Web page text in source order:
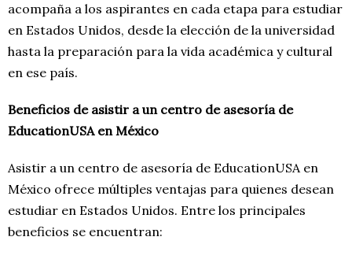
acompaña a los aspirantes en cada etapa para estudiar
en Estados Unidos, desde la elección de la universidad
hasta la preparación para la vida académica y cultural
en ese país.
Beneficios de asistir a un centro de asesoría de
EducationUSA en México
Asistir a un centro de asesoría de EducationUSA en
México ofrece múltiples ventajas para quienes desean
estudiar en Estados Unidos. Entre los principales
beneficios se encuentran: